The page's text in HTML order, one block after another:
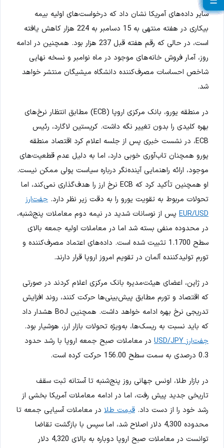
سایر داده‌های آمریکا نشان داد که درخواست‌های اولیه بیمه
بیکاری در هفته منتهی به 15 دسامبر به 224 هزار کاهش یافته
است، در حالی که رقم هفته قبل 237 هزار بود. همچنین در ادامه
روز، آمار فروش خانه‌های موجود در ماه نوامبر و نسخه نهایی
شاخص احساسات مصرف‌کننده دانشگاه میشیگان منتشر خواهد
شد.
در منطقه یورو، بانک مرکزی اروپا (ECB) مطابق انتظار نرخ‌های
بهره کلیدی را بدون تغییر نگه داشت. کریستین لاگارد، رئیس
ECB، در نشست خبری پس از جلسه اعلام کرد اقتصاد منطقه
یورو همچنان تاب‌آوری خوبی دارد، اما به دلیل عدم قطعیت‌های
موجود، ارائه راهنمایی آینده‌نگر درباره سیاست پولی ممکن نیست.
او همچنین تأکید کرد که ECB نرخ ارز را هدف‌گذاری نمی‌کند، اما
تحولات مربوط به تقویت یورو را به دقت زیر نظر دارد. جفت‌ارز
EUR/USD پس از نوسانات شدید در نیمه دوم معاملات پنج‌شنبه،
در محدوده منفی بسته شد اما در معاملات اولیه جمعه بالای
سطح 1.1700 تثبیت شده است. داده‌های اعتماد مصرف‌کننده و
تورم تولیدکننده آلمان در تقویم امروز اروپا قرار دارند.
در ژاپن، اعضای هیئت‌مدیره بانک مرکزی اعلام کردند در صورتی
که اقتصاد و تورم مطابق پیش‌بینی‌ها حرکت کنند، روند افزایش
تدریجی نرخ بهره ادامه خواهد داشت. همچنین BoJ هشدار داد
که باید نسبت به ریسک‌ها، به‌ویژه تحولات بازار ارز، هوشیار بود.
جفت‌ارز USD/JPY
در معاملات صبح جمعه اروپا با رشد حدود
0.3 درصدی به سمت سطح 156.00 حرکت کرده است.
در بازار طلا، اونس جهانی روز پنج‌شنبه تا آستانه ثبت سقف
تاریخی جدید پیش رفت، اما در ادامه معاملات آمریکا بخشی از
رشد خود را از دست داد. قیمت طلا در معاملات آسیایی جمعه تا
محدوده 4,300 دلار اصلاح شد، اما سپس با بازگشت تقاضا
توانست در معاملات صبح اروپا دوباره به بالای 4,320 دلار